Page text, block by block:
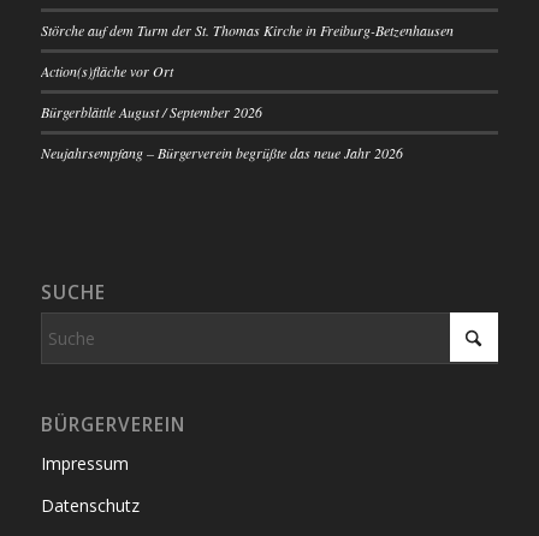
Störche auf dem Turm der St. Thomas Kirche in Freiburg-Betzenhausen
Action(s)fläche vor Ort
Bürgerblättle August / September 2026
Neujahrsempfang – Bürgerverein begrüßte das neue Jahr 2026
SUCHE
BÜRGERVEREIN
Impressum
Datenschutz